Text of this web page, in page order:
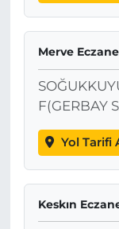
Merve
F(GERBAY
Yol Tarifi
Keskın